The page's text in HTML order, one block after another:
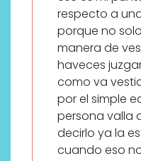
respecto a
porque no
manera de
haveces
como va
por el simple
persona valla
decirlo ya la
cuando eso